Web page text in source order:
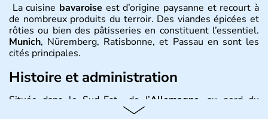
La cuisine bavaroise est d’origine paysanne et recourt à
de nombreux produits du terroir. Des viandes épicées et
rôties ou bien des pâtisseries en constituent l’essentiel.
Munich, Nüremberg, Ratisbonne, et Passau en sont les
cités principales.
Histoire et administration
Située dans le Sud-Est de l’Allemagne , au nord du
fait partie des seize